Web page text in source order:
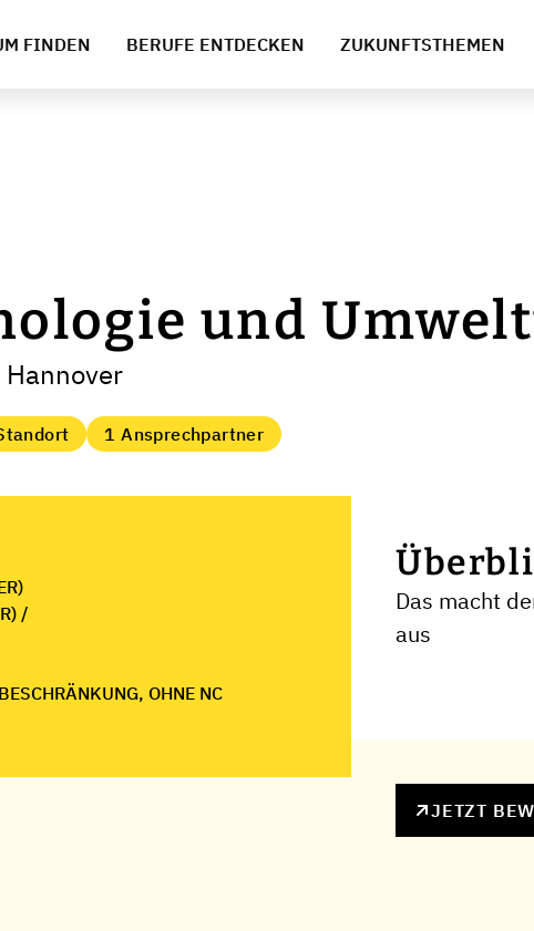
FINDEN BERUFE ENTDECKEN ZUKUNFTSTHEMEN
und
1 Ansprechpartner
/
OHNE NC
Das macht
aus
JETZT